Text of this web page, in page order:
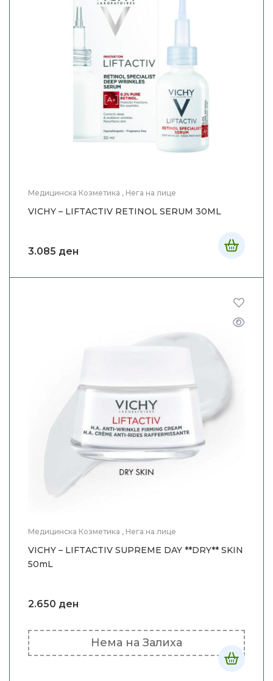
Медицинска Козметика , Нега на лице
VICHY – LIFTACTIV RETINOL SERUM 30ML
3.085 ден
Медицинска Козметика , Нега на лице
VICHY – LIFTACTIV SUPREME DAY **DRY** SKIN
50mL
2.650 ден
Нема на Залиха